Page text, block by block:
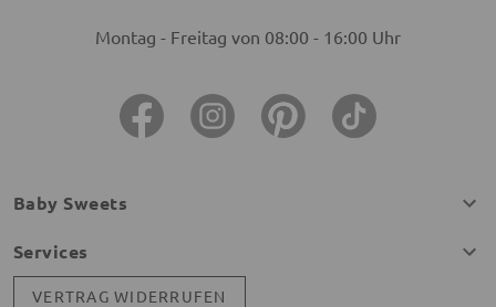
Montag - Freitag von 08:00 - 16:00 Uhr
Baby Sweets
Services
VERTRAG WIDERRUFEN